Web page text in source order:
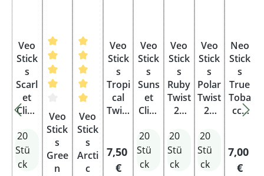
Veo
Stick
s
Scarl
et
Click
Stüc
k
ohne
20
Stü
ck
Durchschnittliche Bewertung von 4 von 5
Veo
Stick
s
Gree
n
Durchschnittliche Bewertung von 5 von 5
Veo
Stick
s
Arcti
c
Veo
Stick
s
Tropi
cal
Twist
k
ohne
Regulärer Preis:
7,50
€
Veo
Stick
s
Suns
et
Click
Stüc
k
ohne
20
Stü
ck
Veo
Stick
s
Ruby
Twist
20
k
ohne
Taba
20
Stü
ck
Veo
Stick
s
Polar
Twist
20
k
ohne
Taba
20
Stü
ck
Neo
Stick
s
True
Toba
cco
k
7,00
€